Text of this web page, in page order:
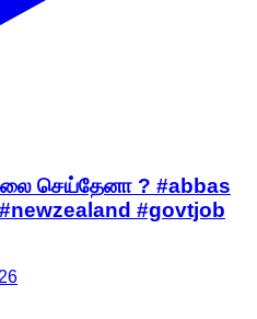
செய்தேனா ? #abbas
#govtjob